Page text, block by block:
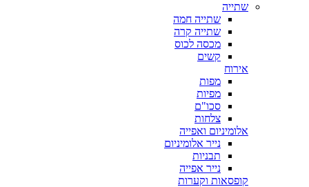
שתייה
שתייה חמה
שתייה קרה
מכסה לכוס
קשים
אירוח
מפות
מפיות
סכו"ם
צלחות
אלומיניום ואפייה
נייר אלומיניום
תבניות
נייר אפייה
קופסאות וקערות